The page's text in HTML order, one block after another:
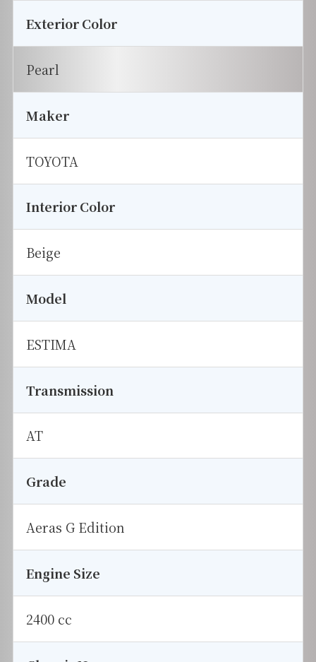
Exterior Color
Pearl
Maker
TOYOTA
Interior Color
Beige
Model
ESTIMA
Transmission
AT
Grade
Aeras G Edition
Engine Size
2400 cc